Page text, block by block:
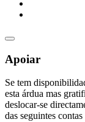
Apoiar
Se tem
esta árdua mas
deslocar-se
das seguintes contas